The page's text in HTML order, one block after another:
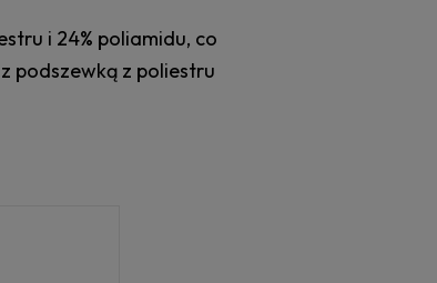
i 24% poliamidu, co
podszewką z poliestru